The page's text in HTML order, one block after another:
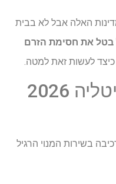
האלה אבל לא בבית
בטל את חסימת הזרם
כיצד לעשות זאת למטה.
צפו בזרמי ג'ירו ד'איטליה 2026
בשירות המנוי הרגיל